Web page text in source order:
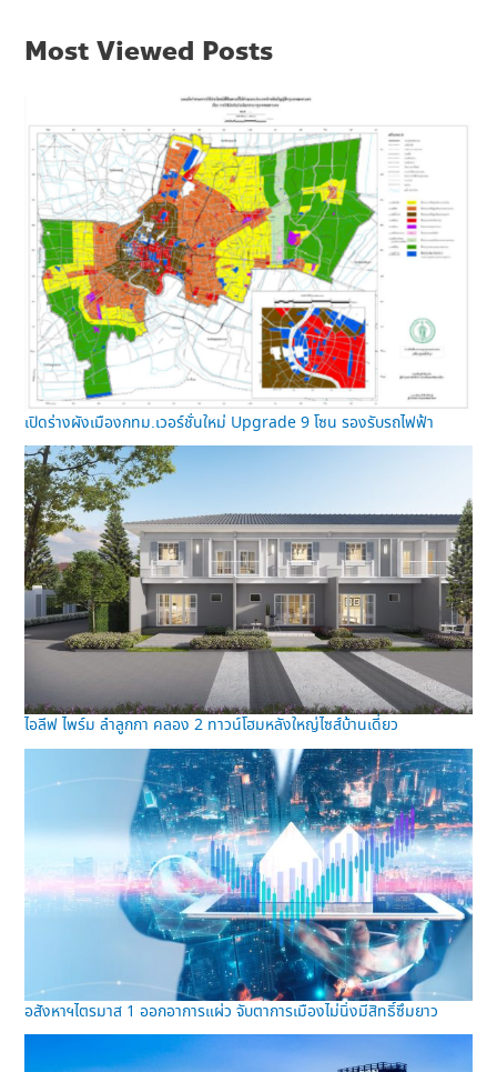
Most Viewed Posts
เปิดร่างผังเมืองกทม.เวอร์ชั่นใหม่ Upgrade 9 โซน รองรับรถไฟฟ้า
ไอลีฟ ไพร์ม ลำลูกกา คลอง 2 ทาวน์โฮมหลังใหญ่ไซส์บ้านเดี่ยว
อสังหาฯไตรมาส 1 ออกอาการแผ่ว จับตาการเมืองไม่นิ่งมีสิทธิ์ซึมยาว